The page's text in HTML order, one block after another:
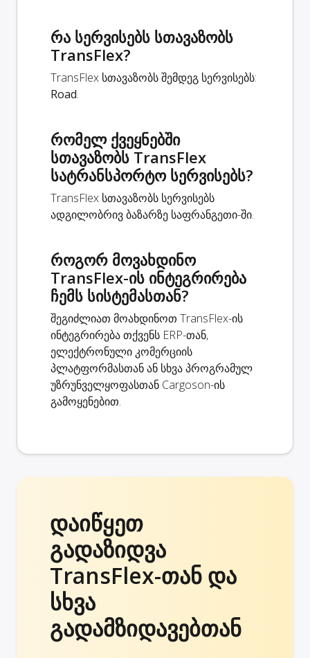
რა სერვისებს სთავაზობს
TransFlex?
TransFlex სთავაზობს შემდეგ სერვისებს:
Road.
რომელ ქვეყნებში
სთავაზობს TransFlex
სატრანსპორტო სერვისებს?
TransFlex სთავაზობს სერვისებს
ადგილობრივ ბაზარზე საფრანგეთი-ში.
როგორ მოვახდინო
TransFlex-ის ინტეგრირება
ჩემს სისტემასთან?
შეგიძლიათ მოახდინოთ TransFlex-ის
ინტეგრირება თქვენს ERP-თან,
ელექტრონული კომერციის
პლატფორმასთან ან სხვა პროგრამულ
უზრუნველყოფასთან Cargoson-ის
გამოყენებით.
დაიწყეთ
გადაზიდვა
TransFlex-თან და
სხვა
გადამზიდავებთან